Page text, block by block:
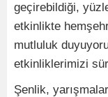
geçirebildiği,
etkinlikte
mutluluk
etkinliklerimizi
Şenlik,